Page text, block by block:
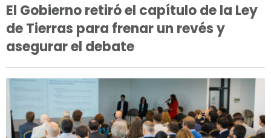
El Gobierno retiró el capítulo de la Ley
de Tierras para frenar un revés y
asegurar el debate